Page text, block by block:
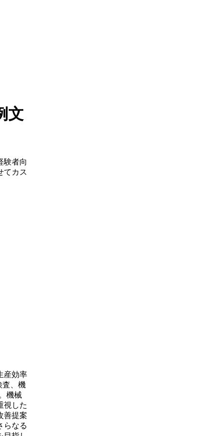
文
験者向
てカス
産効率
査、機
機械
視した
善提案
らなる